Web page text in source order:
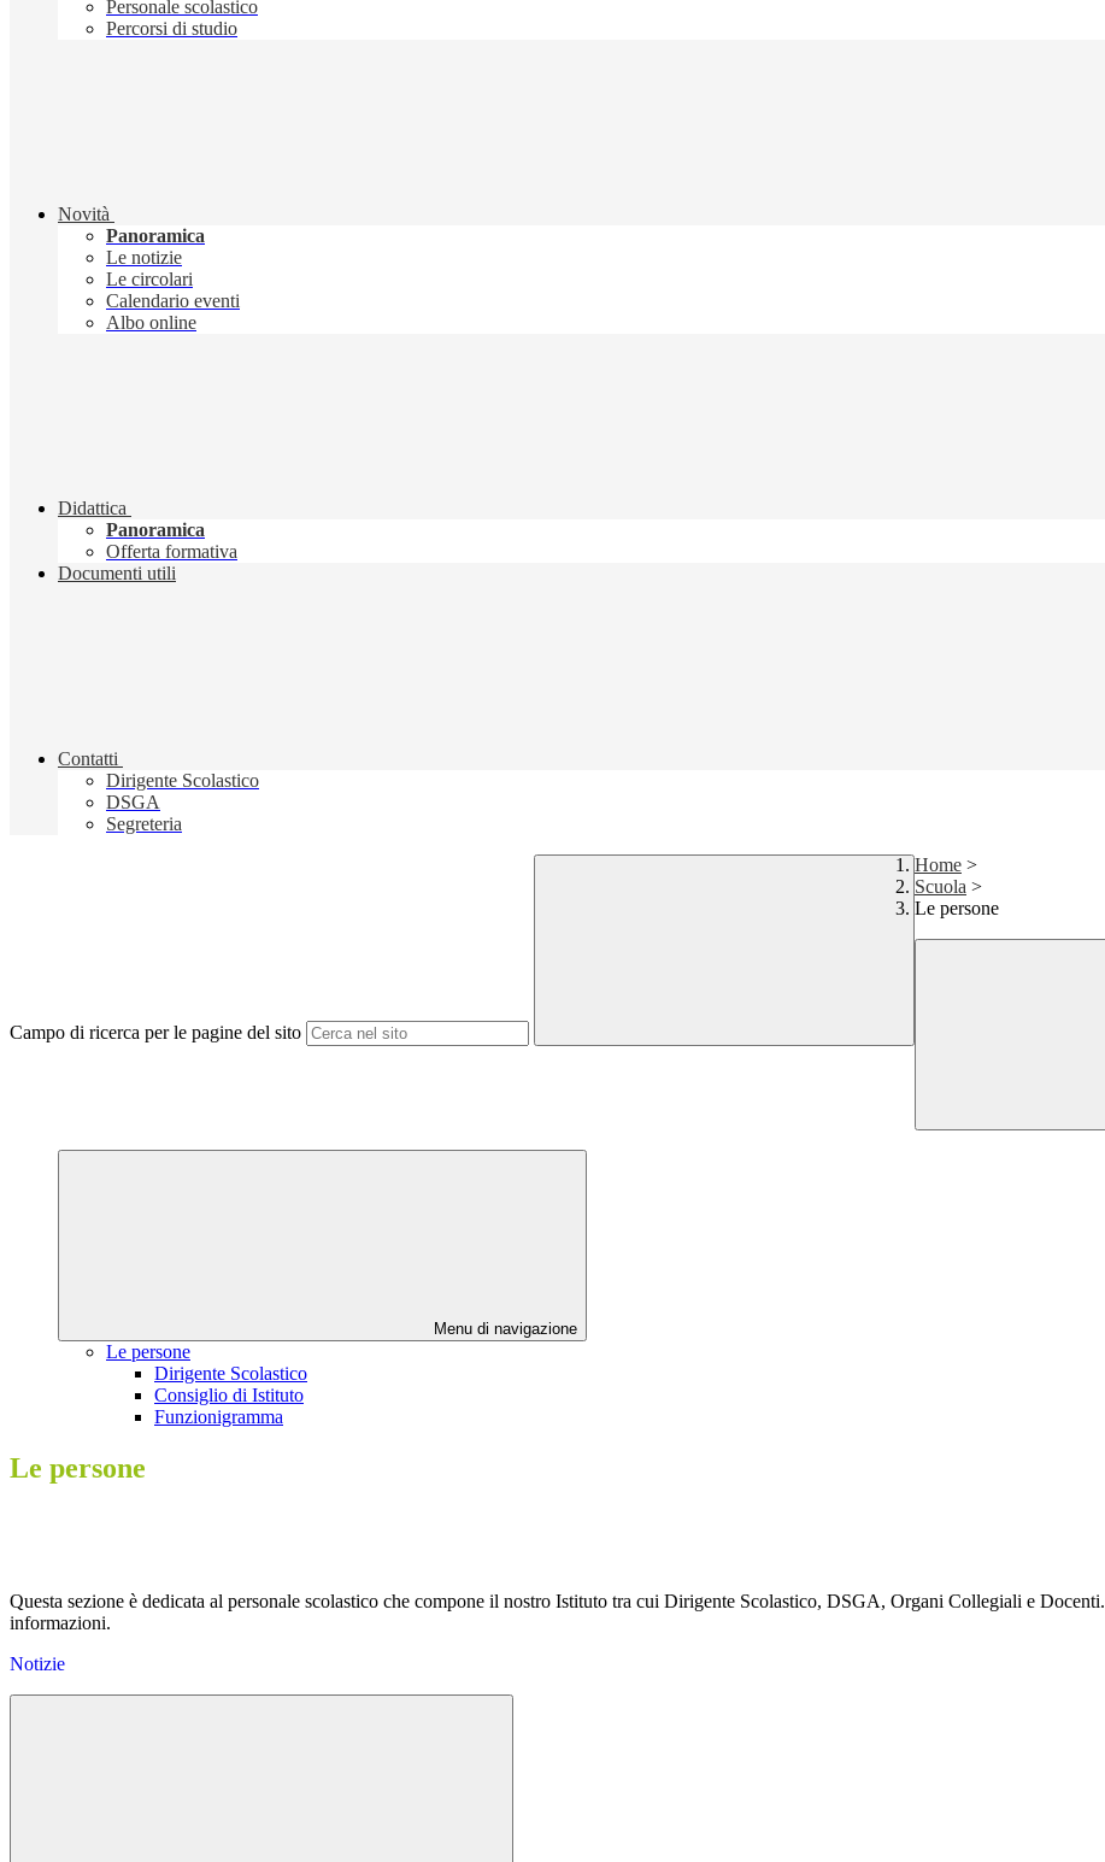
Personale scolastico
Percorsi di studio
Novità
Panoramica
Le notizie
Le circolari
Calendario eventi
Albo online
Didattica
Panoramica
Offerta formativa
Documenti utili
Contatti
Dirigente Scolastico
DSGA
Segreteria
Campo di ricerca per le pagine del sito
Home >
Scuola >
Le persone
Menu di navigazione
Le persone
Dirigente Scolastico
Consiglio di Istituto
Funzionigramma
Le persone
Questa sezione è dedicata al personale scolastico che compone il nostro Istituto tra cui Dirigente Scolastico, DSGA, Organi Collegiali e Docenti.
informazioni.
Notizie